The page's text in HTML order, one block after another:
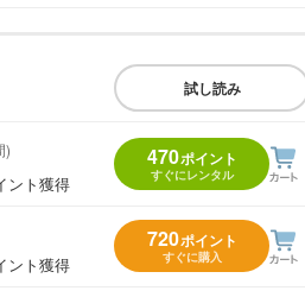
試し読み
)
ント獲得
470ポイント
すぐにレンタル
ント獲得
720ポイント
すぐに購入